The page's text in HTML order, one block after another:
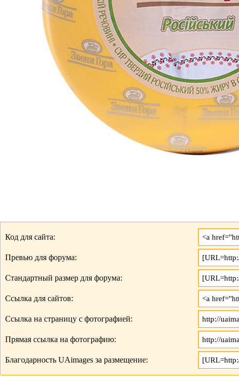
Код для сайта:
Превью для форума:
Стандартный размер для форума:
Ссылка для сайтов:
Ссылка на страницу с фотографией:
Прямая ссылка на фотографию:
Благодарность UAimages за размещение: